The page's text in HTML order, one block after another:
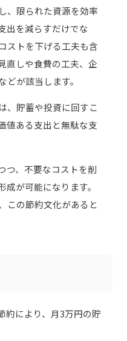
、限られた資源を効率
出を減らすだけでな
ストを下げる工夫も含
直しや食費の工夫、企
が該当します。
、貯蓄や投資に回すこ
値ある支出と無駄な支
つ、不要なコストを削
が可能になります。
この節約文化があると
約により、月3万円の貯